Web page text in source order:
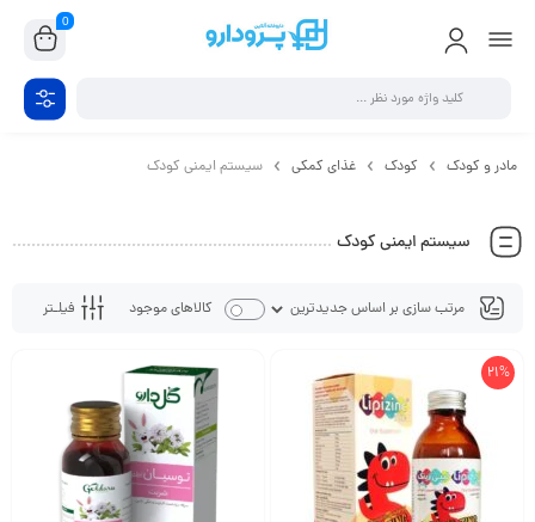
0
مادر و کودک کودک غذای کمکی سیستم ایمنی کودک
سیستم ایمنی کودک
فیلـتر کالاهای موجود
21%